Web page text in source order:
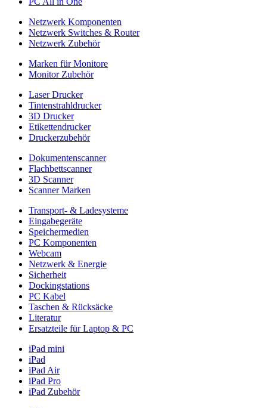
Netzwerk Komponenten
Netzwerk Switches & Router
Netzwerk Zubehör
Marken für Monitore
Monitor Zubehör
Laser Drucker
Tintenstrahldrucker
3D Drucker
Etikettendrucker
Druckerzubehör
Dokumentenscanner
Flachbettscanner
3D Scanner
Scanner Marken
Transport- & Ladesysteme
Eingabegeräte
Speichermedien
PC Komponenten
Webcam
Netzwerk & Energie
Sicherheit
Dockingstations
PC Kabel
Taschen & Rücksäcke
Literatur
Ersatzteile für Laptop & PC
iPad mini
iPad
iPad Air
iPad Pro
iPad Zubehör